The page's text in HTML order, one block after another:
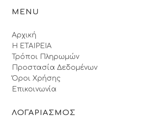
MENU
Αρχική
Η ΕΤΑΙΡΕΙΑ
Τρόποι Πληρωμών
Προστασία Δεδομένων
Όροι Xρήσης
Επικοινωνία
ΛΟΓΑΡΙΑΣΜΟΣ